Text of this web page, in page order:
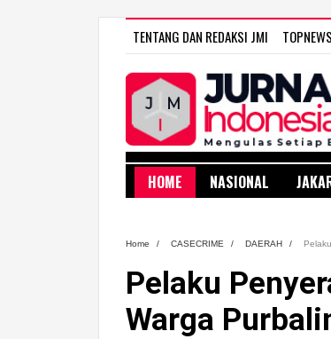
TENTANG DAN REDAKSI JMI TOPNEWS
HOME NASIONAL
Home / CASECRIME / DAERAH /
Pelaku
Warga